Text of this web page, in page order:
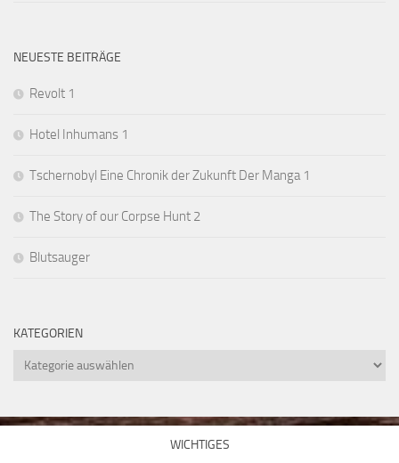
NEUESTE BEITRÄGE
Revolt 1
Hotel Inhumans 1
Tschernobyl Eine Chronik der Zukunft Der Manga 1
The Story of our Corpse Hunt 2
Blutsauger
KATEGORIEN
Kategorien
WICHTIGES